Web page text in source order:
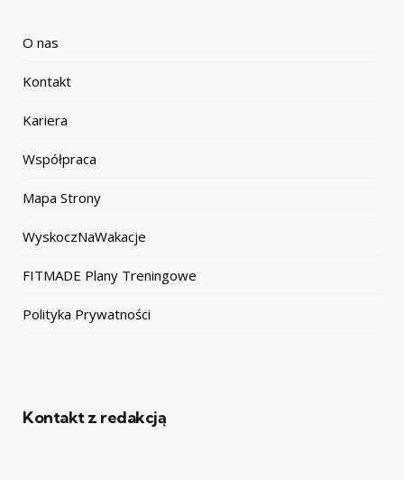
O nas
Kontakt
Kariera
Współpraca
Mapa Strony
WyskoczNaWakacje
FITMADE Plany Treningowe
Polityka Prywatności
Kontakt z redakcją